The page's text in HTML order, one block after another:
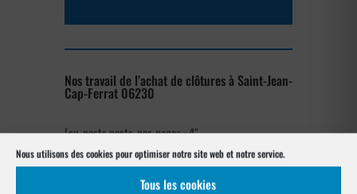
Nous utilisons des cookies pour optimiser notre site web et notre service.
Tous les cookies
Nos travail de l’achat de clôtures à Saint-Jean-
Cap-Ferrat 06230
[su_posts posts_per_page= »4″
post_type= »project » order= »asc »
orderby= »rand »]